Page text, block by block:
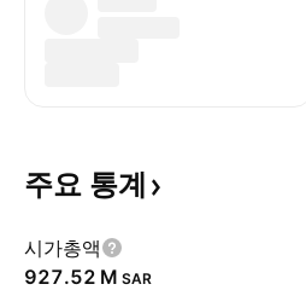
주요 통계
시가총액
‪927.52 M‬ SAR